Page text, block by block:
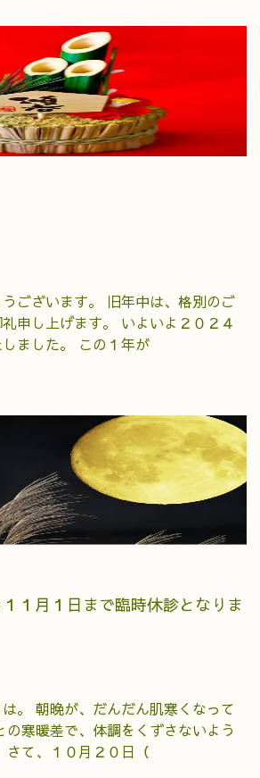
ございます。 旧年中は、格別のご
申し上げます。 いよいよ２０２４
ました。 この１年が
１月１日まで臨時休診となりま
。 朝晩が、だんだん肌寒くなって
の寒暖差で、体調をくずさないよう
さて、１０月２０日（